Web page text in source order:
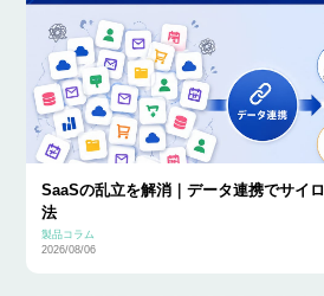
SaaSの乱立を解消｜データ連携でサイ
法
製品コラム
2026/08/06